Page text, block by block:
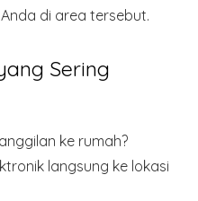
di area tersebut.
Sering
ke rumah?
langsung ke lokasi